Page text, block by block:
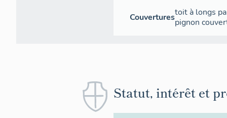
Couverturestoit à longs
pignon
Statut, intérêt et